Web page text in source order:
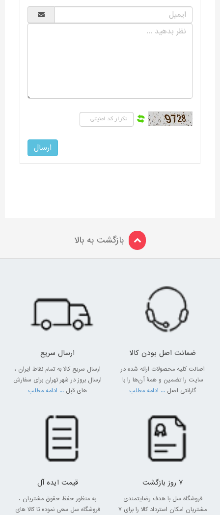
بازگشت به بالا
ضمانت اصل بودن کالا
اصالت کلیه محصولات ارائه شده در
سایت را تضمین و همۀ آن‌ها را با
گارانتی اصل ... ادامه مطلب
ارسال سریع
ارسال سریع کالا به تمام نقاط ایران ،
ارسال بروز در شهر تهران برای سفارش
های قبل ... ادامه مطلب
7 روز بازگشت
فروشگاه سل با هدف رضایتمندی
مشتریان امکان استرداد کالا را برای 7
قیمت ایده آل
به منظور حفظ حقوق مشتریان ،
فروشگاه سل سعی نموده تا کالا های